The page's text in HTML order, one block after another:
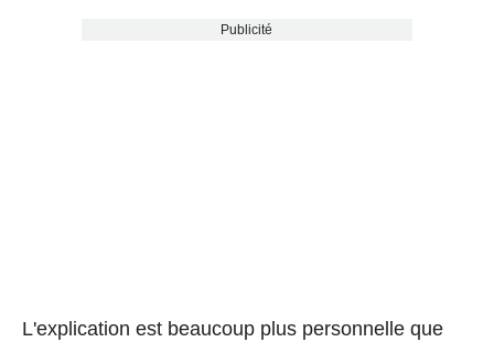
Publicité
L'explication est beaucoup plus personnelle que